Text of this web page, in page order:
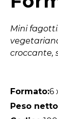
Mini
croccante,
Formato:6
Peso